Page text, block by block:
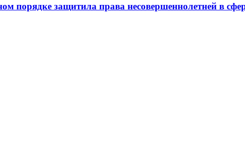
порядке защитила права несовершеннолетней в